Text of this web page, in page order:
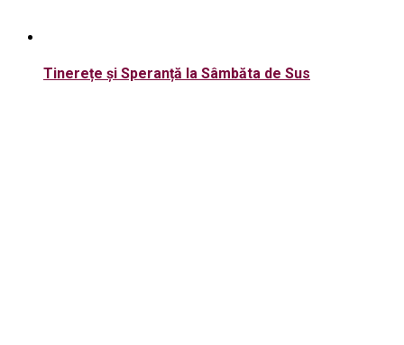
Tinerețe și Speranță la Sâmbăta de Sus